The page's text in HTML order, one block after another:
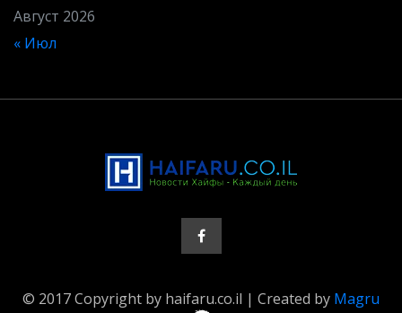
Август 2026
« Июл
© 2017 Copyright by haifaru.co.il | Created by Magru